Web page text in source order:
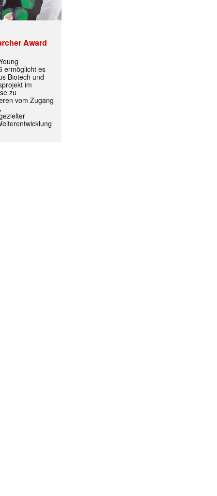
Award
ermöglicht es
Biotech und
im
zu
vom Zugang